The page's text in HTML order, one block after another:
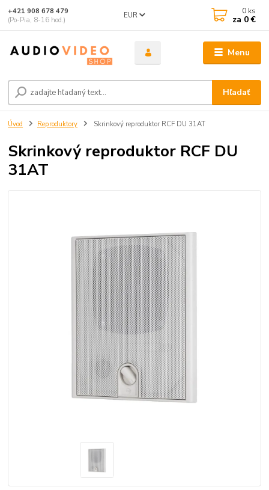
Menu
EUR
Hľadať
+421 908 678 479
(Po-Pia, 8-16 hod.)
0 ks
za 0 €
Úvod Reproduktory Skrinkový reproduktor RCF DU 31AT
Skrinkový reproduktor RCF DU
31AT